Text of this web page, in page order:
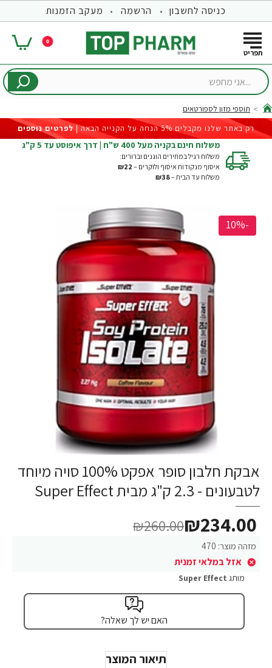
כניסה לחשבון הרשמה מעקב הזמנות
0
...אני
home
תוספי מזון לספורטאים
רק באתר שלנו מקבלים 5% הנחה על הקנייה הבאה |
לפרטים נוספים
משלוח חינם בקניה מעל 400 ש"ח | דרך איפוסט עד 5 ק"ג
משלוח רגיל במחירים הוגנים וברורים:
איסוף מנקודות איסוף ולוקרים – ₪22
משלוח עד הבית –₪38
-10%
אבקת חלבון סופר אפקט 100% סויה מיוחד
לטבעונים - 2.3 ק"ג מבית Super Effect
מזהה מוצר: 470
אזל במלאי זמנית
₪234.00
₪260.00
מותג Super Effect
האם יש לך שאלה?
תיאור המוצר